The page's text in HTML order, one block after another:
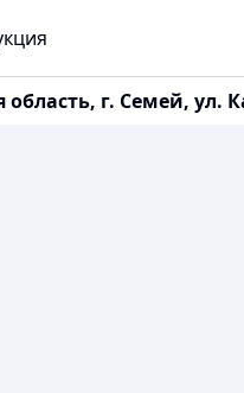
г. Семей, ул.